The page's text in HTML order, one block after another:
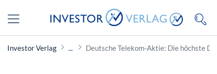
Investor Verlag Deutsche Telekom-Aktie: Die höchste